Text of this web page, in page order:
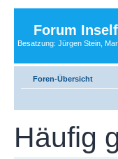
Forum
Besatzung: Jürgen Stein,
Foren-Übersicht
Häufig